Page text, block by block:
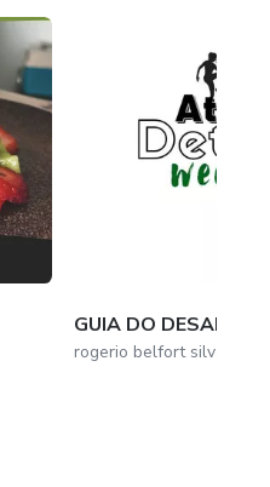
GUIA DO DESAFIO
rogerio belfort silva franco